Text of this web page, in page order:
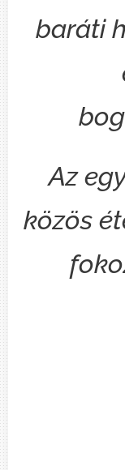
baráti
Az
közös